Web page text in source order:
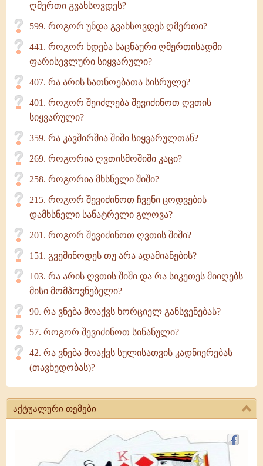
ღმერთი გვახსოვდეს?
599. როგორ უნდა გვახსოვდეს ღმერთი?
441. როგორ ხდება საცნაური ღმერთისადმი
ფარისევლური სიყვარული?
407. რა არის სათნოებათა სისრულე?
401. როგორ შეიძლება შევიძინოთ ღვთის
სიყვარული?
359. რა კავშირშია შიში სიყვარულთან?
269. როგორია ღვთისმოშიში კაცი?
258. როგორია მხსნელი შიში?
215. როგორ შევიძინოთ ჩვენი ცოდვების
დამხსნელი სანატრელი გლოვა?
201. როგორ შევიძინოთ ღვთის შიში?
151. გვეშინოდეს თუ არა ადამიანების?
103. რა არის ღვთის შიში და რა სიკეთეს მიიღებს
მისი მომპოვნებელი?
90. რა ვნება მოაქვს ხორციელ განსვენებას?
57. როგორ შევიძინოთ სინანული?
42. რა ვნება მოაქვს სულისათვის კადნიერებას
(თავხედობას)?
აქტუალური თემები